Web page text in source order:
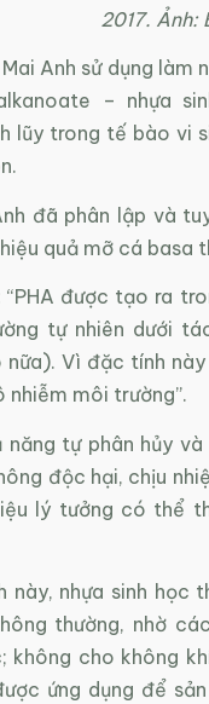
2017. Ảnh:
Anh sử dụng làm
– nhựa
lũy trong tế bào vi
đã phân lập và
quả mỡ cá basa
được tạo ra
tự nhiên dưới
nữa). Vì đặc tính
nhiễm môi trường”.
năng tự phân hủy
độc hại, chịu
lý tưởng có thể
này, nhựa sinh
thường, nhờ
không cho không
ứng dụng để